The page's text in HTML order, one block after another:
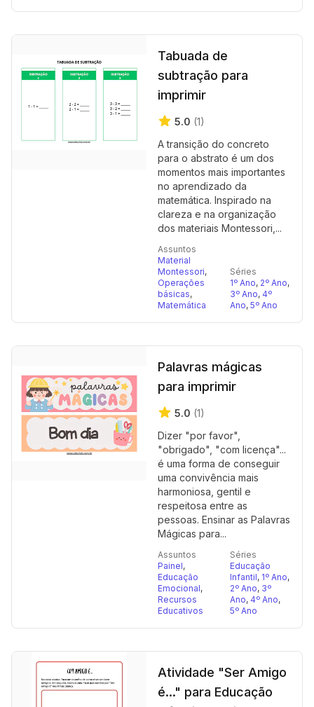
Tabuada de
subtração para
imprimir
5.0 (1)
A transição do concreto
para o abstrato é um dos
momentos mais importantes
no aprendizado da
matemática. Inspirado na
clareza e na organização
dos materiais Montessori,...
Assuntos
Material
Montessori,
Operações
básicas,
Matemática
Séries
1º Ano, 2º Ano,
3º Ano, 4º
Ano, 5º Ano
Palavras mágicas
para imprimir
5.0 (1)
Dizer "por favor",
"obrigado", "com licença"...
é uma forma de conseguir
uma convivência mais
harmoniosa, gentil e
respeitosa entre as
pessoas. Ensinar as Palavras
Mágicas para...
Assuntos
Painel,
Educação
Emocional,
Recursos
Educativos
Séries
Educação
Infantil, 1º Ano,
2º Ano, 3º
Ano, 4º Ano,
5º Ano
Atividade "Ser Amigo
é..." para Educação